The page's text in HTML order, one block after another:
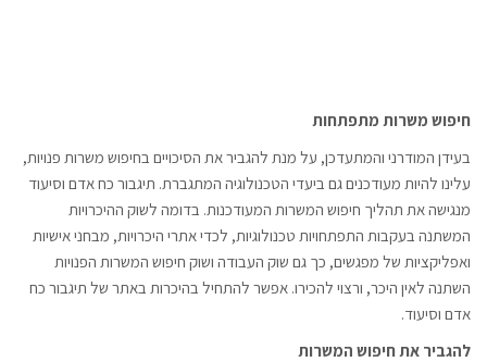
חיפוש משרות מתפתחות
בעידן המודרני והמתעדכן, על מנת להגביר את הסיכויים בחיפוש משרות פנויות,
עלינו להיות מעודכנים גם ביעדי הטכנולוגיה המתגברת. תיגבור כח אדם וסיעוד
מנגישה את תהליך חיפוש המשרות המעודכנות. בדומה לשוק ההיכרויות
המשתנה בעקבות התפתחויות טכנולוגיות, לכדי אתרי היכרויות, מבחני אישיות
ואפליקציות של מפגשים, כך גם שוק העבודה ושוק חיפוש המשרות הפנויות
השתנה לאין היכר, ורצוי להכירו. אפשר להתחיל בהיכרות באתר של תיגבור כח
אדם וסיעוד.
להגביר את חיפוש המשרות